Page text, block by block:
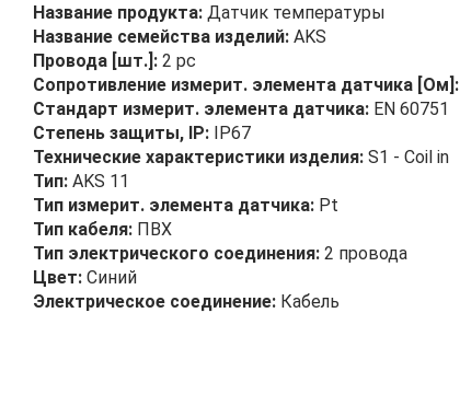
Название продукта: Датчик температуры
Название семейства изделий: AKS
Провода [шт.]: 2 pc
Сопротивление измерит. элемента датчика [Ом]:
Стандарт измерит. элемента датчика: EN 60751
Степень защиты, IP: IP67
Технические характеристики изделия: S1 - Coil in
Тип: AKS 11
Тип измерит. элемента датчика: Pt
Тип кабеля: ПВХ
Тип электрического соединения: 2 провода
Цвет: Синий
Электрическое соединение: Кабель